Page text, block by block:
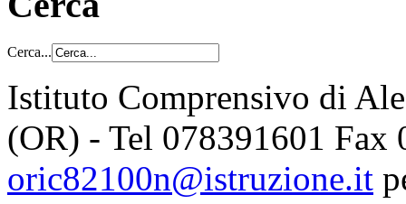
Cerca...
Istituto Comprensivo di
(OR) - Tel 078391601 Fax
oric82100n@istruzione.it